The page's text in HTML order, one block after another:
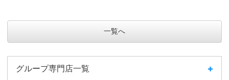
一覧へ
グループ専門店一覧